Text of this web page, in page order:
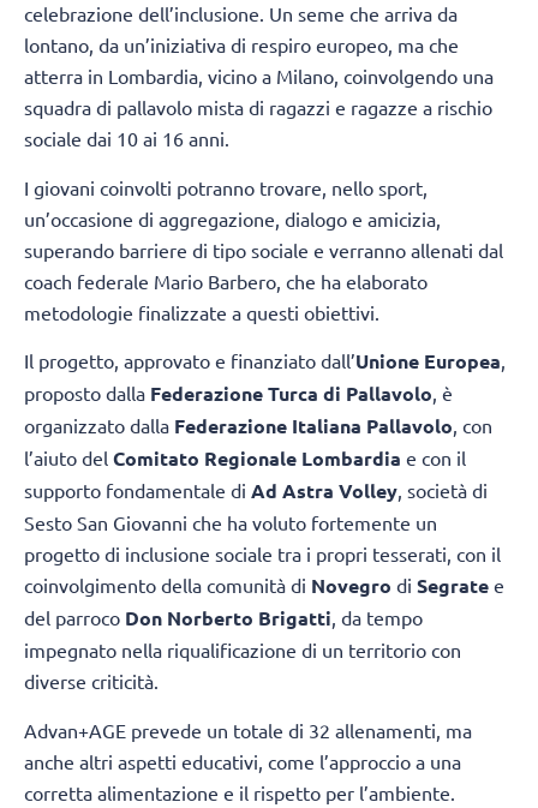
celebrazione dell’inclusione. Un seme che arriva da
lontano, da un’iniziativa di respiro europeo, ma che
atterra in Lombardia, vicino a Milano, coinvolgendo una
squadra di pallavolo mista di ragazzi e ragazze a rischio
sociale dai 10 ai 16 anni.
I giovani coinvolti potranno trovare, nello sport,
un’occasione di aggregazione, dialogo e amicizia,
superando barriere di tipo sociale e verranno allenati dal
coach federale Mario Barbero, che ha elaborato
metodologie finalizzate a questi obiettivi.
Il progetto, approvato e finanziato dall’Unione Europea,
proposto dalla Federazione Turca di Pallavolo, è
organizzato dalla Federazione Italiana Pallavolo, con
l’aiuto del Comitato Regionale Lombardia e con il
supporto fondamentale di Ad Astra Volley, società di
Sesto San Giovanni che ha voluto fortemente un
progetto di inclusione sociale tra i propri tesserati, con il
coinvolgimento della comunità di Novegro di Segrate e
del parroco Don Norberto Brigatti, da tempo
impegnato nella riqualificazione di un territorio con
diverse criticità.
Advan+AGE prevede un totale di 32 allenamenti, ma
anche altri aspetti educativi, come l’approccio a una
corretta alimentazione e il rispetto per l’ambiente.